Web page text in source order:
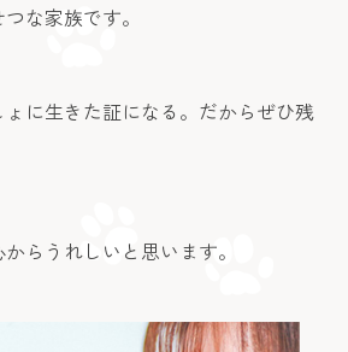
な家族です。
に生きた証になる。 だからぜひ残
らうれしいと思います。